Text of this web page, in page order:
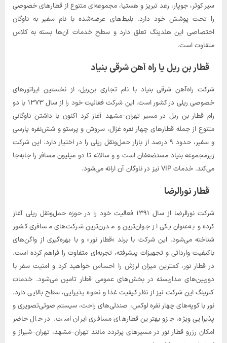
سیر کوثر، جوپار، رعد تبریز و هستیا، مجموعه‌ای متنوع از قطارهای خصوصی
را تحت پوشش خود دارد. بلیط‌های عرضه‌شده با نام سفیر به ناوگان
اختصاصی این هلدینگ تعلق دارد و سطح خدمات آن‌ها بسته به کلاس
متفاوت است.
قطار بن ریل یا راه آهن شرقی بنیاد
شرکت راه‌آهن شرقی بنیاد با نام تجاری بن‌ر‌یل، از نخستین اپراتورهای
خصوصی ریلی در کشور است. این شرکت فعالیت خود را از سال ۱۳۷۳ با دو
رام قطار بن ریل در مسیر تهران–مشهد آغاز کرد اکنون با داشتن ناوگانی
متنوع از جمله قطارهای چهار نفره غزال، سروش و پرستو و شش‌نفره پارسی
و سفیر، حدود ۹ درصد از بازار حمل‌ونقل ریلی را در اختیار دارد. این شرکت
زیرمجموعه بنیاد مستضعفان است و و سالانه تا دو میلیون مسافر را جابه‌جا
می‌کند. خدمات VIP نیز در ناوگان آن ارائه می‌شود.
قطار نورالرضا
شرکت نورالرضا از سال ۱۳۹۱ فعالیت خود را در حوزه حمل‌ونقل ریلی آغاز
کرده و به‌عنوان یکی از جوان‌ترین و مدرن‌ترین شرکت‌های مسافری کشور
شناخته می‌شود. این شرکت با برند «قطار نور» و با بهره‌گیری از واگن‌های
باکیفیت وارداتی و تجهیزات پیشرفته، تجربه‌ای متفاوت را فراهم کرده است.
در قطار نور، کمترین میزان لرزش را احساس خواهید کرد و امنیت سفر با
دوربین‌های مداربسته در بخش‌های عمومی قطار تامین می‌شود. خدمات
کترینگ این شرکت نیز از نظر کیفیت غذا و نحوه پذیرایی، سطح بالایی دارد.
نور با کوپه‌های چهار نفره لوکس، صندلی‌های راحت، سیستم صوتی‌تصویری و
پذیرایی ویژه، جزو بهترین قطارهای مسافری ایران است. در حال حاضر
امکان رزرو قطار نور در مسیرهای پرتردد مانند تهران–مشهد، تهران–شیراز و